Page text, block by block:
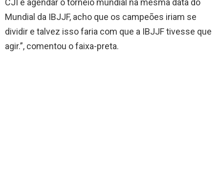
CJI e agendar o torneio mundial na mesma data do
Mundial da IBJJF, acho que os campeões iriam se
dividir e talvez isso faria com que a IBJJF tivesse que
agir.”, comentou o faixa-preta.